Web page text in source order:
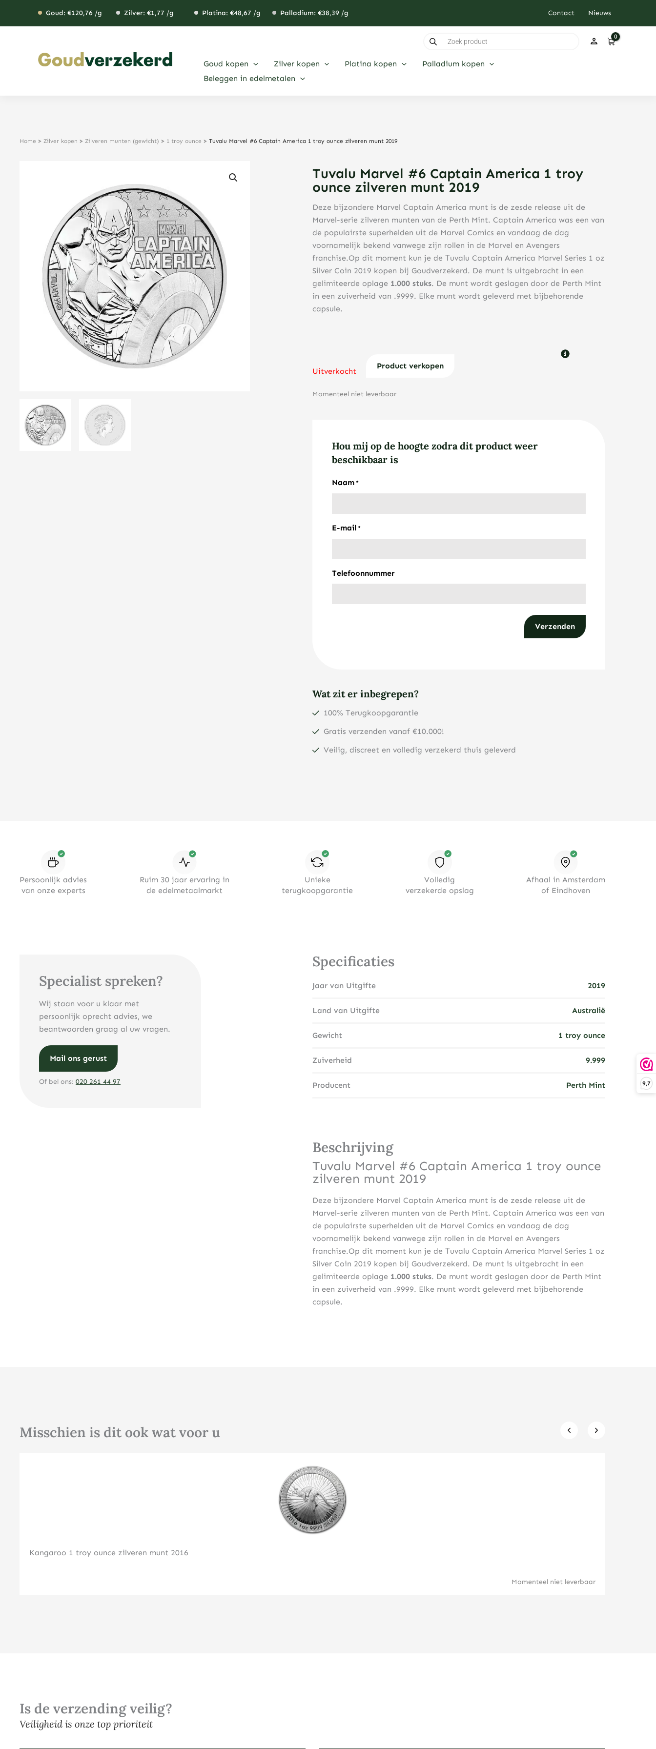
9,7
Goud: €120,76 /g Zilver: €1,77 /g Platina: €48,67 /g Palladium: €38,39 /g Contact Nieuws
zoeken
Goud kopen Zilver kopen Platina kopen
Palladium kopen
Beleggen in edelmetalen
Home > Zilver kopen > Zilveren munten (gewicht) > 1 troy ounce > Tuvalu Marvel #6 Captain America 1 troy ounce zilveren munt 2019
Tuvalu Marvel #6 Captain America 1 troy
ounce zilveren munt 2019
Deze bijzondere Marvel Captain America munt is de zesde release uit de
Marvel-serie zilveren munten van de Perth Mint. Captain America was een van
de populairste superhelden uit de Marvel Comics en vandaag de dag
voornamelijk bekend vanwege zijn rollen in de Marvel en Avengers
franchise.Op dit moment kun je de Tuvalu Captain America Marvel Series 1 oz
Silver Coin 2019 kopen bij Goudverzekerd. De munt is uitgebracht in een
gelimiteerde oplage 1.000 stuks. De munt wordt geslagen door de Perth Mint
in een zuiverheid van .9999. Elke munt wordt geleverd met bijbehorende
capsule.
Uitverkocht
Product verkopen
Momenteel niet leverbaar
Hou mij op de hoogte zodra dit product weer
beschikbaar is
Naam *
E-mail *
Telefoonnummer
Wat zit er inbegrepen?
100% Terugkoopgarantie
Gratis verzenden vanaf €10.000!
Veilig, discreet en volledig verzekerd thuis geleverd
Persoonlijk advies
van onze experts
Ruim 30 jaar ervaring in
de edelmetaalmarkt
Unieke
terugkoopgarantie
Volledig
verzekerde opslag
Afhaal in Amsterdam
of Eindhoven
Specialist spreken?
Wij staan voor u klaar met
persoonlijk oprecht advies, we
beantwoorden graag al uw vragen.
Mail ons gerust
Of bel ons: 020 261 44 97
Specificaties
Jaar van Uitgifte 2019
Land van Uitgifte Australië
Gewicht 1 troy ounce
Zuiverheid 9.999
Producent Perth Mint
Beschrijving
Tuvalu Marvel #6 Captain America 1 troy ounce
zilveren munt 2019
Deze bijzondere Marvel Captain America munt is de zesde release uit de
Marvel-serie zilveren munten van de Perth Mint. Captain America was een van
de populairste superhelden uit de Marvel Comics en vandaag de dag
voornamelijk bekend vanwege zijn rollen in de Marvel en Avengers
franchise.Op dit moment kun je de Tuvalu Captain America Marvel Series 1 oz
Silver Coin 2019 kopen bij Goudverzekerd. De munt is uitgebracht in een
gelimiteerde oplage 1.000 stuks. De munt wordt geslagen door de Perth Mint
in een zuiverheid van .9999. Elke munt wordt geleverd met bijbehorende
capsule.
Misschien is dit ook wat voor u
Kangaroo 1 troy ounce zilveren munt 2016
Momenteel niet leverbaar
Klik hier
Is de verzending veilig?
Veiligheid is onze top prioriteit